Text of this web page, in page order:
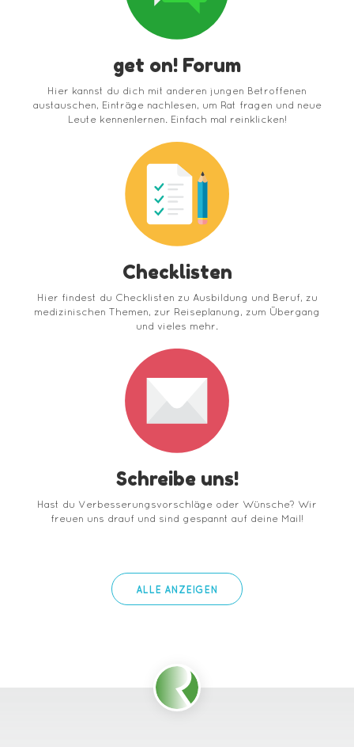
get on! Forum
Hier kannst du dich mit anderen jungen Betroffenen
austauschen, Einträge nachlesen, um Rat fragen und neue
Leute kennenlernen. Einfach mal reinklicken!
Checklisten
Hier findest du Checklisten zu Ausbildung und Beruf, zu
medizinischen Themen, zur Reiseplanung, zum Übergang
und vieles mehr.
Schreibe uns!
Hast du Verbesserungsvorschläge oder Wünsche? Wir
freuen uns drauf und sind gespannt auf deine Mail!
ALLE ANZEIGEN